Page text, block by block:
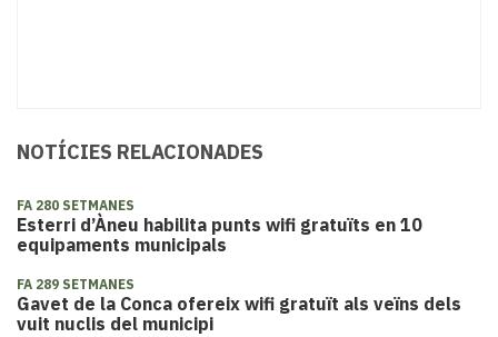
NOTÍCIES RELACIONADES
FA 280 SETMANES
Esterri d’Àneu habilita punts wifi gratuïts en 10
equipaments municipals
FA 289 SETMANES
Gavet de la Conca ofereix wifi gratuït als veïns dels
vuit nuclis del municipi